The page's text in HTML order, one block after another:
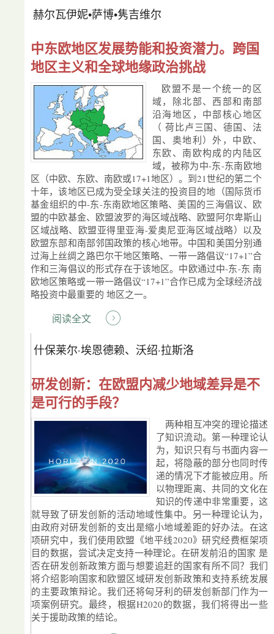
赫尔瓦伊妮•萨博•隽吉维尔
中东欧地区发展势能和投资潜力。跨国
地区主义和全球地缘政治挑战
欧盟不是一个统一的区
域，除北部、西部和南部
沿海地区，中部核心地区
（ 荷比卢三国、德国、法
国、奥地利）外，中欧、
东欧、南欧构成的内陆区
域，被称为中-东-东南欧地
区（中欧、东欧、南欧或17+1地区）。到21世纪的第二个
十年，该地区已成为受全球关注的投资目的地（国际货币
基金组织的中-东-东南欧地区策略、美国的三海倡议、欧
盟的中欧基金、欧盟波罗的海区域战略、欧盟阿尔卑斯山
区域战略、欧盟亚得里亚海-爱奥尼亚海区域战略）以及
欧盟东部和南部邻国政策的核心地带。中国和美国分别通
过海上丝绸之路巴尔干地区策略、一带一路倡议“17+1”合
作和三海倡议的形式存在于该地区。中欧通过中-东-东 南
欧地区策略或一带一路倡议“17+1”合作已成为全球经济战
略投资中最重要的 地区之一。
阅读全文
什保莱尔·埃恩德赖、沃绍·拉斯洛
研发创新：在欧盟内减少地域差异是不
是可行的手段？
两种相互冲突的理论描述
了知识流动。第一种理论认
为，知识只有与书面内容一
起，将隐蔽的部分也同时传
递的情况下才能被应用。所
以物理距离、共同的文化在
知识的传递中非常重要，这
就导致了研发创新的活动地域性集中。另一种理论认为，
由政府对研发创新的支出是缩小地域差距的好办法。在这
项研究中，我们使用欧盟《地平线2020》研究经费框架项
目的数据，尝试决定支持一种理论。在研发前沿的国家 是
否在研发创新政策方面与想要追赶的国家有所不同？我们
将介绍影响国家和欧盟区域研发创新政策和支持系统发展
的主要政策辩论。我们还将匈牙利的研发创新部门作为一
项案例研究。最终，根据H2020的数据，我们将得出一些
关于援助政策的结论。